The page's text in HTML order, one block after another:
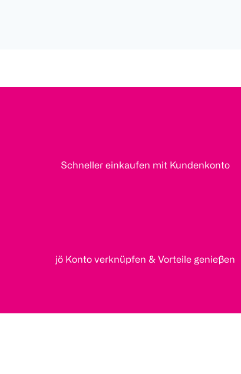
Schneller einkaufen mit Kundenkonto
jö Konto verknüpfen & Vorteile genießen